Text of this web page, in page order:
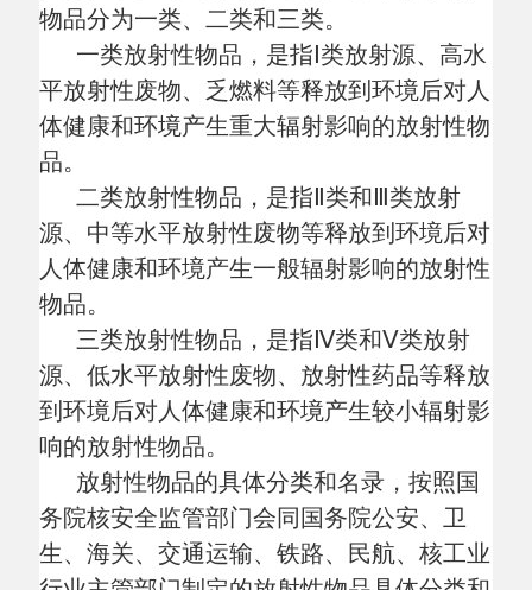
人体健康和环境产生一般辐射影响的放射性
三类放射性物品，是指 Ⅳ类和Ⅴ类放射
源、低水平放射性废物、放射性药品等释放
到环境后对人体健康和环境产生较小辐射影
响的放射性物品。
放射性物品的具体分类和名录，按照国
务院核安全监管部门会同国务院公安、卫
生、海关、交通运输、铁路、民航、核工业
行业主管部门制定的放射性物品具体分类和
名录执行。
第五条 从事放射性物品道路运输应当
保障安全，依法运输，诚实信用。
第六条 国务院交通运输主管部门主管
全国放射性物品道路运输管理工作。
县级以上地方人民政府交通运输主管部
门（以下简称交通运输主管部门）负责本行
政区域放射性物品道路运输管理工作。